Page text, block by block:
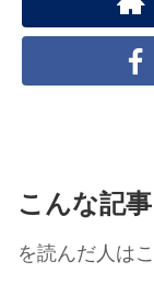
こんな記
を読んだ人は